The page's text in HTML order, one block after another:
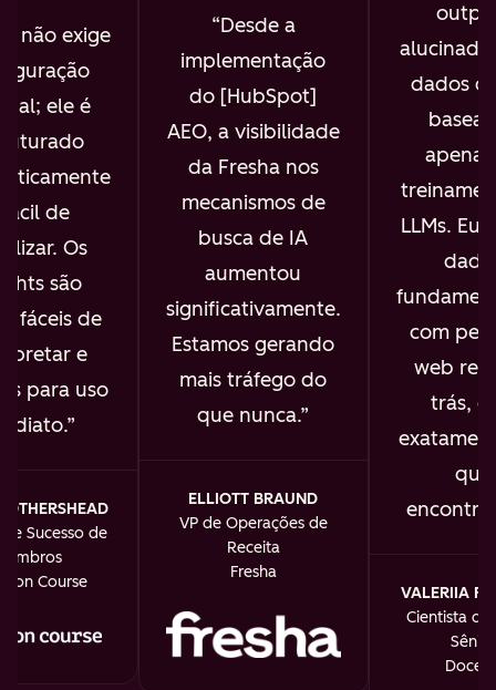
não exige
ele é
de
Os
são
fáceis de
e
para uso
Sucesso de
on Course
Desde a
implementação
do [HubSpot]
AEO, a visibilidade
da Fresha nos
mecanismos de
busca de IA
aumentou
significativamente.
Estamos gerando
mais tráfego do
que nunca.
ELLIOTT BRAUND
VP de Operações de
Receita
Fresha
dados
LLMs. Eu
com
web
trás, e
que
VALERIIA
Cientista de
Sênior